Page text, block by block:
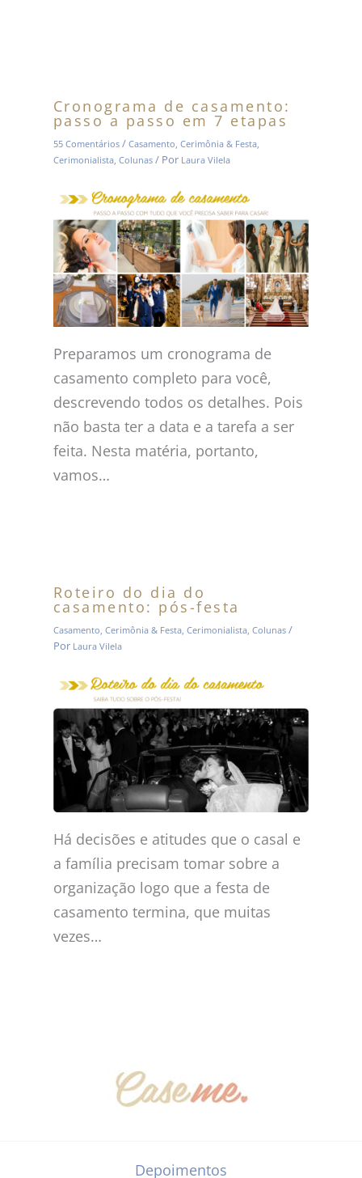
Cronograma de casamento:
passo a passo em 7 etapas
55 Comentários / Casamento, Cerimônia & Festa,
Cerimonialista, Colunas/ Por Laura Vilela
Preparamos um cronograma de
casamento completo para você,
descrevendo todos os detalhes. Pois
não basta ter a data e a tarefa a ser
feita. Nesta matéria, portanto,
vamos…
Roteiro do dia do
casamento: pós-festa
Casamento Cerimônia & Festa, Cerimonialista, Colunas/
Por Laura Vilela
Há decisões e atitudes que o casal e
a família precisam tomar sobre a
organização logo que a festa de
casamento termina, que muitas
vezes…
Depoimentos